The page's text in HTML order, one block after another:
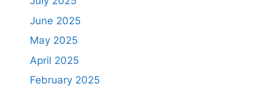
June 2025
May 2025
April 2025
February 2025